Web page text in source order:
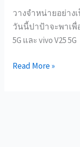
วางจำหน่ายอย่างเ
วันนี้ปาป้าจะพาเพื่
5G และ vivo V25 5G
ต่าง
แค่
ไหน
Read More »